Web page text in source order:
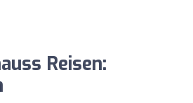
Reisen: